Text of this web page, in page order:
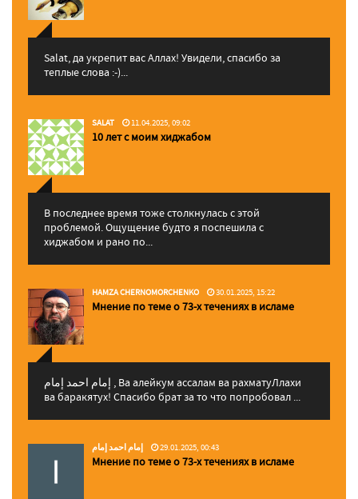
Salat, да укрепит вас Аллаx! Увидели, спасибо за
теплые слова :-)...
SALAT 11.04.2025, 09:02
10 лет с моим хиджабом
В последнее время тоже столкнулась с этой
проблемой. Ощущение будто я поспешила с
хиджабом и рано по...
HAMZA CHERNOMORCHENKO 30.01.2025, 15:22
Мнение по теме о 73-х течениях в исламе
إمام احمد إمام , Ва алейкум ассалам ва рахматуЛлахи
ва баракятух! Спасибо брат за то что попробовал ...
إمام احمد إمام 29.01.2025, 00:43
Мнение по теме о 73-х течениях в исламе